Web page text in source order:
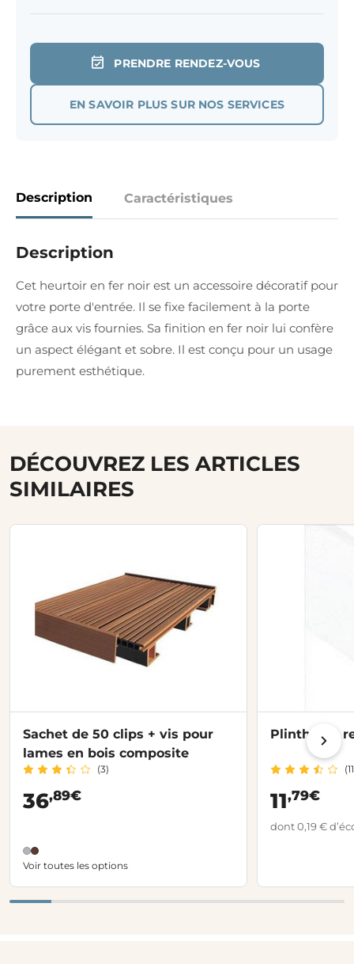
PRENDRE RENDEZ-VOUS
EN SAVOIR PLUS SUR NOS SERVICES
Description Caractéristiques
Description
Cet heurtoir en fer noir est un accessoire décoratif pour
votre porte d'entrée. Il se fixe facilement à la porte
grâce aux vis fournies. Sa finition en fer noir lui confère
un aspect élégant et sobre. Il est conçu pour un usage
purement esthétique.
DÉCOUVREZ LES ARTICLES
SIMILAIRES
Sachet de 50 clips + vis pour
lames en bois composite
(3)
36,89€
Voir toutes les options
Plinthe de
11,79€
dont 0,19 €